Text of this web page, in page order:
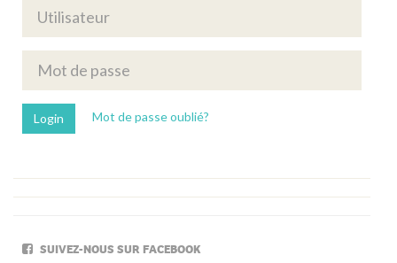
Mot de passe oublié?
SUIVEZ-NOUS SUR FACEBOOK